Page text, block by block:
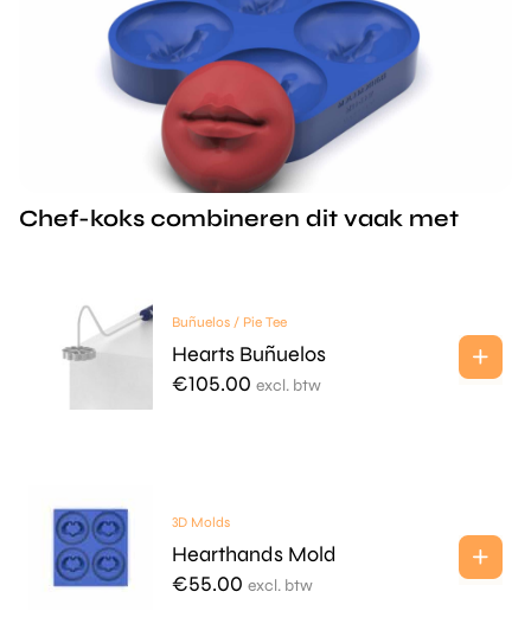
Chef-koks combineren dit vaak met
Buñuelos / Pie Tee
Hearts Buñuelos
€105.00 excl. btw
3D Molds
Hearthands Mold
€55.00 excl. btw